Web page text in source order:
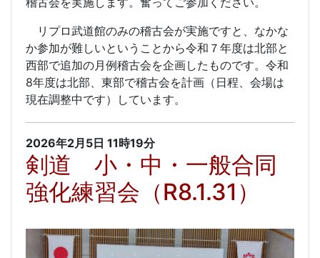
リプロ武道館のみの稽古会が実施ですと、なかな
か参加が難しいということから令和７年度は北部と
西部で追加の月例稽古会を企画したものです。令和
8年度は北部、東部で稽古会を計画（日程、会場は
現在調整中です）しています。
2026年2月5日 11時19分
剣道 小・中・一般合同
強化練習会（R8.1.31）